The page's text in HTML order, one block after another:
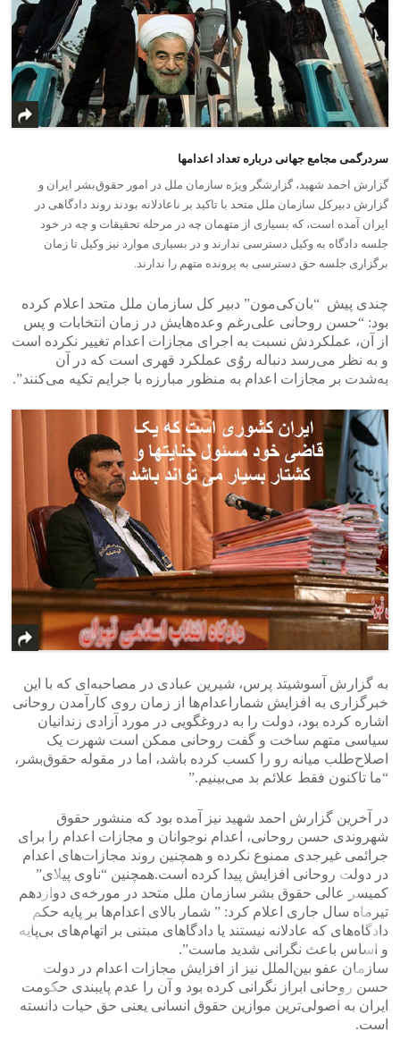
سردرگمی مجامع جهانی درباره تعداد اعدامها
گزارش احمد شهید، گزارشگر ویژە سازمان ملل در امور حقوق‌بشر ایران و
گزارش دبیرکل سازمان ملل متحد با تاکید بر ناعادلانه بودند روند دادگاهی در
ایران آمده است، که بسیاری از متهمان چه در مرحله تحقیقات و چه در خود
جلسه دادگاه به وکیل دسترسی ندارند و در بسیاری موارد نیز وکیل تا زمان
برگزاری جلسه حق دسترسی به پرونده متهم را ندارند.
چندی پیش “بان‌کی‌مون” دبیر کل سازمان ملل متحد اعلام کرده
بود: “حسن روحانی علی‌رغم وعده‌هایش در زمان انتخابات و پس
از آن، عملکردش نسبت به اجرای مجازات اعدام تغییر نکرده است
و به نظر می‌رسد دنباله روُی عملکرد قهری است که در آن
بەشدت بر مجازات اعدام به منظور مبارزه با جرایم تکیه می‌کنند”.
به گزارش آسوشیتد پرس، شیرین عبادی در مصاحبه‌ای که با این
خبرگزاری به افزایش شماراعدام‌ها از زمان روی کارآمدن روحانی
اشاره کرده بود، دولت را به دروغگویی در مورد آزادی زندانیان
سیاسی متهم ساخت و گفت روحانی ممکن است شهرت یک
اصلاح‌طلب میانه رو را کسب کرده باشد، اما در مقوله حقوق‌بشر،
“ما تاکنون فقط علائم بد می‌بینیم.”
در آخرین گزارش احمد شهید نیز آمده بود که منشور حقوق
شهروندی حسن روحانی، اعدام نوجوانان و مجازات اعدام را برای
جرائمی غیرجدی ممنوع نکرده و همچنین روند مجازات‌های اعدام
در دولت روحانی افزایش پیدا کرده است.همچنین “ناوی پیلای”
کمیسر عالی حقوق بشر سازمان ملل متحد در مورخەی دوازدهم
تیرماه سال جاری اعلام کرد: ” شمار بالای اعدام‌ها بر پایه حکم
دادگاه‌های که عادلانه نیستند یا دادگاهای مبتنی بر اتهام‌های بی‌پایه
و اساس باعث نگرانی شدید ماست”.
سازمان عفو بین‌الملل نیز از افزایش مجازات اعدام در دولت
حسن روحانی ابراز نگرانی کرده بود و آن را عدم پایبندی حکومت
ایران به اصولی‌ترین موازین حقوق انسانی یعنی حق حیات دانسته
است.